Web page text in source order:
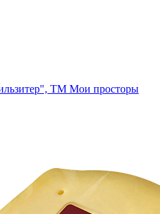
ТМ Мои просторы